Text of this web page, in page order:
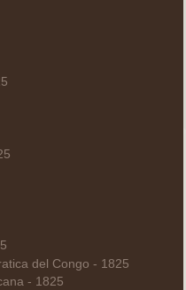
del Congo - 1825
- 1825